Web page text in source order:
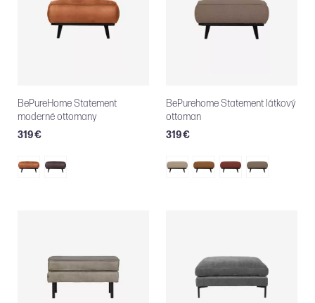
BePureHome Statement
moderné ottomany
319 €
BePurehome Statement látkový
ottoman
319 €